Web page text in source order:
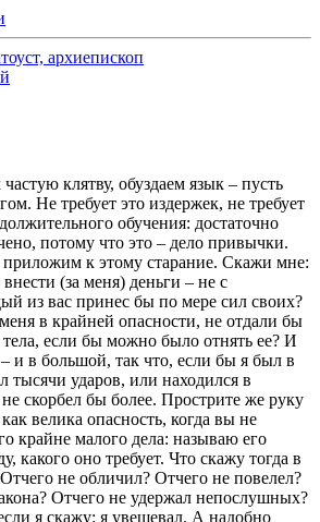
архиепископ
клятву, обуздаем язык – пусть
Не требует это издержек, не требует
обучения: достаточно
потому что это – дело привычки.
к этому старание. Скажи мне:
(за меня) деньги – не с
из вас принес бы по мере сил своих?
в крайней опасности, не отдали бы
тела, если бы можно было отнять ее? И
и в большой, так что, если бы я был в
тысячи ударов, или находился в
скорбел бы более. Прострите же руку
велика опасность, когда вы не
крайне малого дела: называю его
какого оно требует. Что скажу тогда в
не обличил? Отчего не повелел?
Отчего не удержал непослушных?
я скажу: я увещевал. А надобно